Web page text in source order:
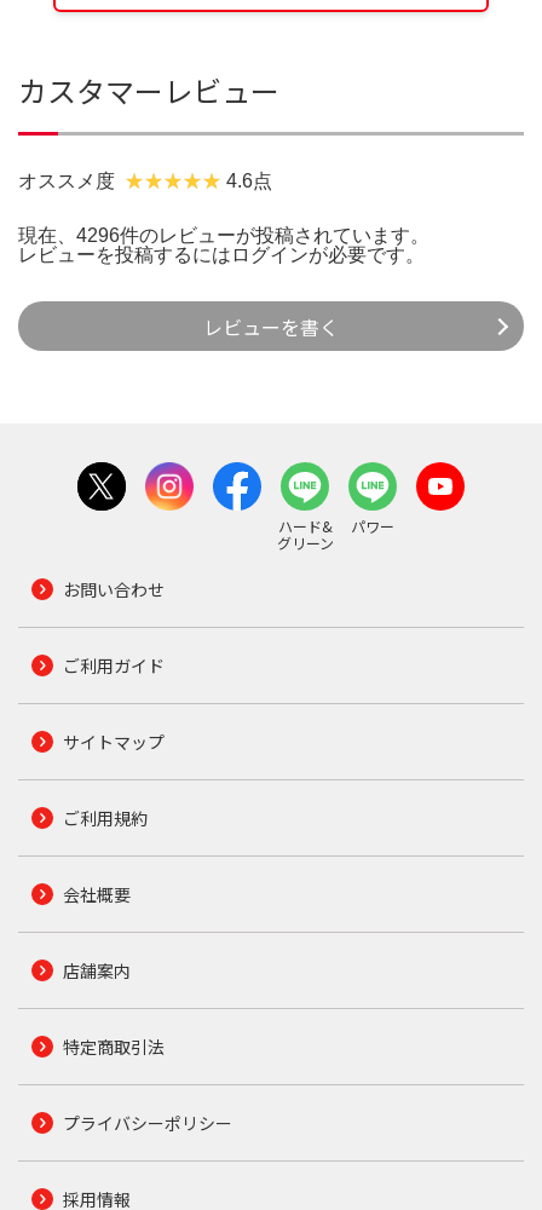
カスタマーレビュー
オススメ度 4.6点
現在、4296件のレビューが投稿されています。
レビューを投稿するには ログインが必要です。
レビューを書く
ハード&
グリーン
パワー
お問い合わせ
ご利用ガイド
サイトマップ
ご利用規約
会社概要
店舗案内
特定商取引法
プライバシーポリシー
採用情報